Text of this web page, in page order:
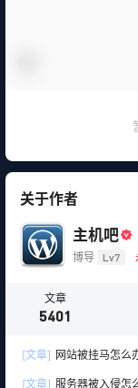
关于作者
主机吧
博导 Lv7
文章
5401
[文章] 网站被挂马怎么
[文章] 服务器被入侵怎